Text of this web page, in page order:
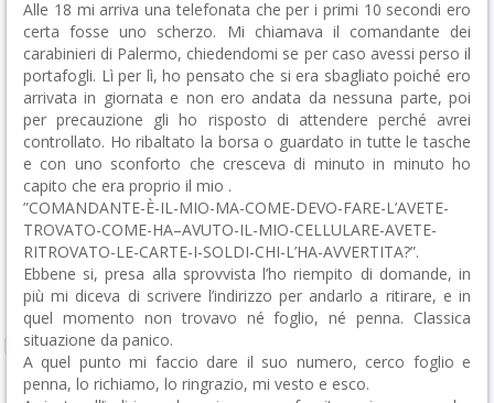
Alle 18 mi arriva una telefonata che per i primi 10 secondi ero
certa fosse uno scherzo. Mi chiamava il comandante dei
carabinieri di Palermo, chiedendomi se per caso avessi perso il
portafogli. Lì per lì, ho pensato che si era sbagliato poiché ero
arrivata in giornata e non ero andata da nessuna parte, poi
per precauzione gli ho risposto di attendere perché avrei
controllato. Ho ribaltato la borsa o guardato in tutte le tasche
e con uno sconforto che cresceva di minuto in minuto ho
capito che era proprio il mio .
”COMANDANTE-È-IL-MIO-MA-COME-DEVO-FARE-L’AVETE-
TROVATO-COME-HA–AVUTO-IL-MIO-CELLULARE-AVETE-
RITROVATO-LE-CARTE-I-SOLDI-CHI-L’HA-AVVERTITA?”.
Ebbene si, presa alla sprovvista l’ho riempito di domande, in
più mi diceva di scrivere l’indirizzo per andarlo a ritirare, e in
quel momento non trovavo né foglio, né penna. Classica
situazione da panico.
A quel punto mi faccio dare il suo numero, cerco foglio e
penna, lo richiamo, lo ringrazio, mi vesto e esco.